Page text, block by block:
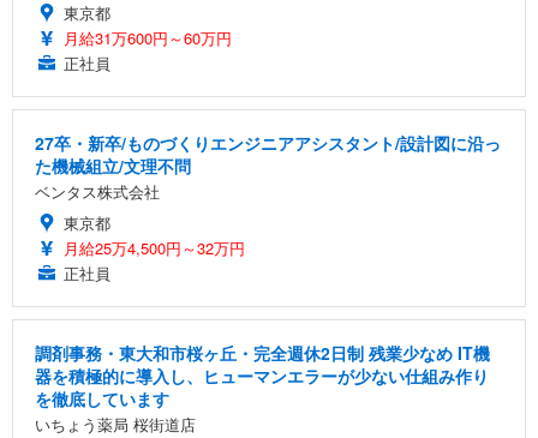
東京都
月給31万600円～60万円
正社員
27卒・新卒/ものづくりエンジニアアシスタント/設計図に沿っ
た機械組立/文理不問
ベンタス株式会社
東京都
月給25万4,500円～32万円
正社員
調剤事務・東大和市桜ヶ丘・完全週休2日制 残業少なめ IT機
器を積極的に導入し、ヒューマンエラーが少ない仕組み作り
を徹底しています
いちょう薬局 桜街道店